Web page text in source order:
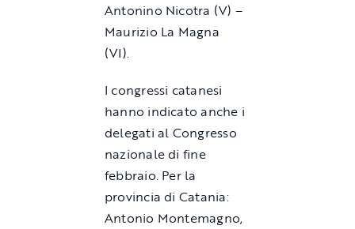
Antonino Nicotra (V) –
Maurizio La Magna
(VI).
I congressi catanesi
hanno indicato anche i
delegati al Congresso
nazionale di fine
febbraio. Per la
provincia di Catania:
Antonio Montemagno,